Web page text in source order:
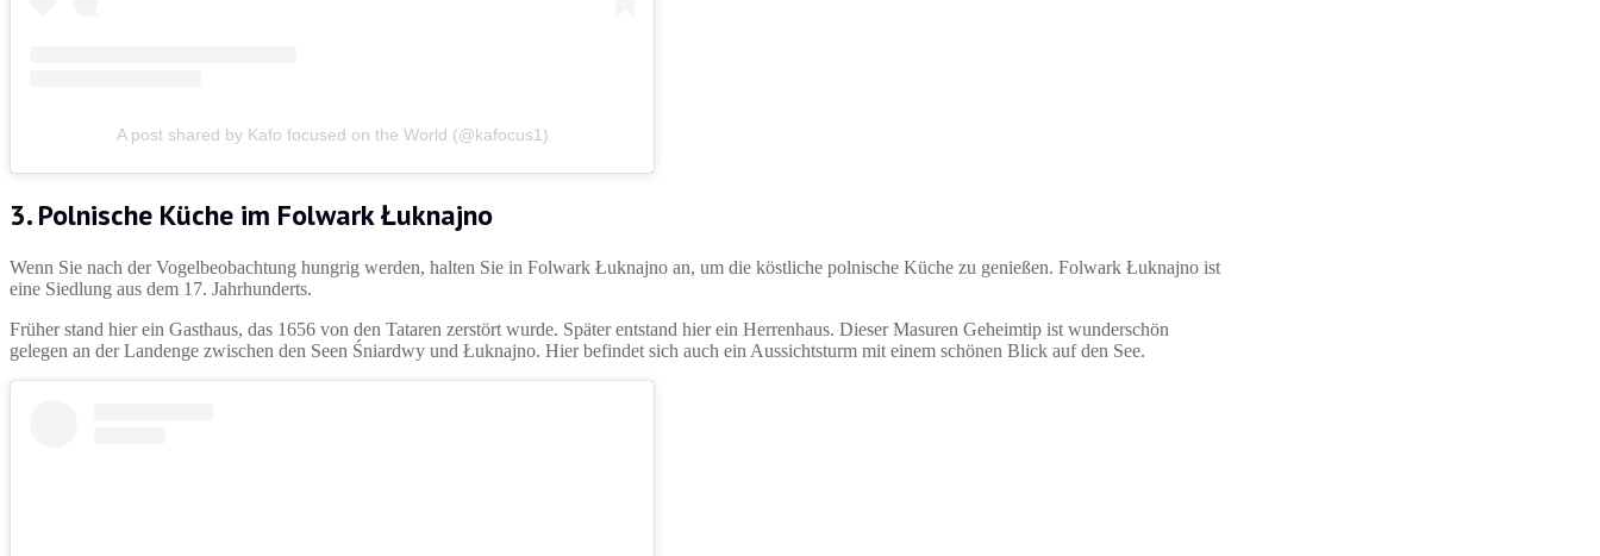
A post shared by Kafo focused on the World (@kafocus1)
3. Polnische Küche im Folwark Łuknajno
Wenn Sie nach der Vogelbeobachtung hungrig werden, halten Sie in Folwark Łuknajno an, um die köstliche polnische Küche zu genießen. Folwark Łuknajno ist
eine Siedlung aus dem 17. Jahrhunderts.
Früher stand hier ein Gasthaus, das 1656 von den Tataren zerstört wurde. Später entstand hier ein Herrenhaus. Dieser Masuren Geheimtip ist wunderschön
gelegen an der Landenge zwischen den Seen Śniardwy und Łuknajno. Hier befindet sich auch ein Aussichtsturm mit einem schönen Blick auf den See.